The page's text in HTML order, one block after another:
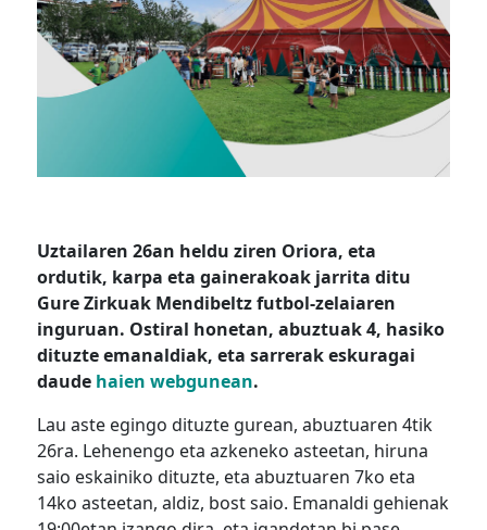
Uztailaren 26an heldu ziren Oriora, eta
ordutik, karpa eta gainerakoak jarrita ditu
Gure Zirkuak Mendibeltz futbol-zelaiaren
inguruan. Ostiral honetan, abuztuak 4, hasiko
dituzteemanaldiak, eta sarrerak eskuragai
daude haien webgunean.
Lau aste egingo dituzte gurean, abuztuaren 4tik
26ra. Lehenengo eta azkeneko asteetan, hiruna
saio eskainiko dituzte, eta abuztuaren 7ko eta
14ko asteetan, aldiz, bost saio. Emanaldi gehienak